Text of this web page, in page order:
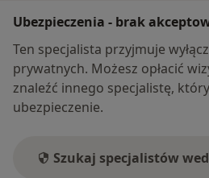
Ubezpieczenia - brak
Ten specjalista przyjmuje
prywatnych. Możesz opłacić
znaleźć innego specjalistę,
ubezpieczenie.
Szukaj specjalistów